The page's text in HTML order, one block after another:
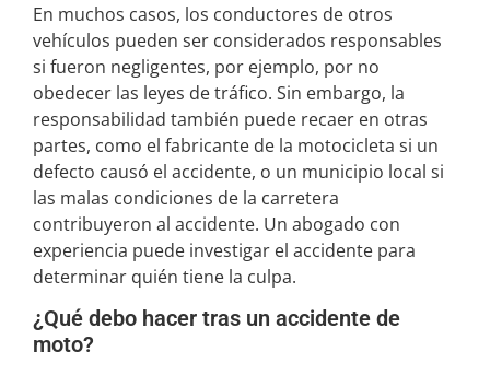
En muchos casos, los conductores de otros
vehículos pueden ser considerados responsables
si fueron negligentes, por ejemplo, por no
obedecer las leyes de tráfico. Sin embargo, la
responsabilidad también puede recaer en otras
partes, como el fabricante de la motocicleta si un
defecto causó el accidente, o un municipio local si
las malas condiciones de la carretera
contribuyeron al accidente. Un abogado con
experiencia puede investigar el accidente para
determinar quién tiene la culpa.
¿Qué debo hacer tras un accidente de
moto?